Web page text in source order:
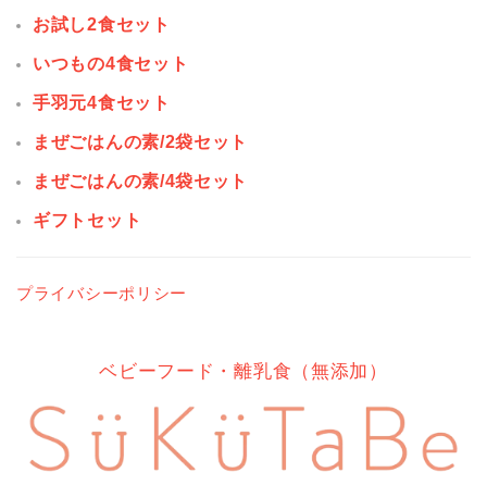
お試し2食セット
いつもの4食セット
手羽元4食セット
まぜごはんの素/2袋セット
まぜごはんの素/4袋セット
ギフトセット
プライバシーポリシー
ベビーフード・離乳食（無添加）